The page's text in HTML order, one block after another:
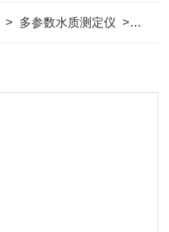
> 多参数水质测定仪 > 便携